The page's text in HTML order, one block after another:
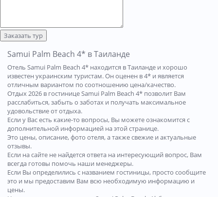
Заказать тур
Samui Palm Beach 4* в Таиланде
Отель Samui Palm Beach 4* находится в Таиланде и хорошо
известен украинским туристам. Он оценен в 4* и является
отличным вариантом по соотношению цена/качество.
Отдых 2026 в гостинице Samui Palm Beach 4* позволит Вам
расслабиться, забыть о заботах и получать максимальное
удовольствие от отдыха.
Если у Вас есть какие-то вопросы, Вы можете ознакомится с
дополнительной информацией на этой странице.
Это цены, описание, фото отеля, а также свежие и актуальные
отзывы.
Если на сайте не найдется ответа на интересующий вопрос, Вам
всегда готовы помочь наши менеджеры.
Если Вы определились с названием гостиницы, просто сообщите
это и мы предоставим Вам всю необходимую информацию и
цены.